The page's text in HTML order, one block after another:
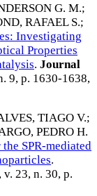
G. M.;
RAFAEL S.;
Investigating
Properties
. Journal
9, p. 1630-1638,
TIAGO V.;
PEDRO H.
SPR-mediated
.
, v. 23, n. 30, p.